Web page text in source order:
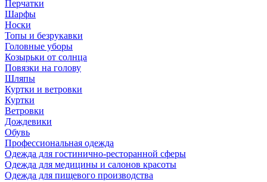
Перчатки
Шарфы
Носки
Топы и безрукавки
Головные уборы
Козырьки от солнца
Повязки на голову
Шляпы
Куртки и ветровки
Куртки
Ветровки
Дождевики
Обувь
Профессиональная одежда
Одежда для гостинично-ресторанной сферы
Одежда для медицины и салонов красоты
Одежда для пищевого производства